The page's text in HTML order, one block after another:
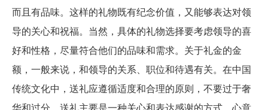
而且有品味。这样的礼物既有纪念价值，又能够表达对领
导的关心和祝福。当然，具体的礼物选择要考虑领导的喜
好和性格，尽量符合他们的品味和需求。关于礼金的金
额，一般来说，和领导的关系、职位和待遇有关。在中国
传统文化中，送礼应遵循适度和合理的原则，不要过于奢
华和过分。送礼主要是一种关心和表达感谢的方式，心意